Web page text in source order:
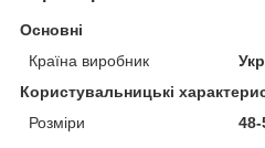
Основні
Країна виробник
Користувальницькі
Розміри
48-